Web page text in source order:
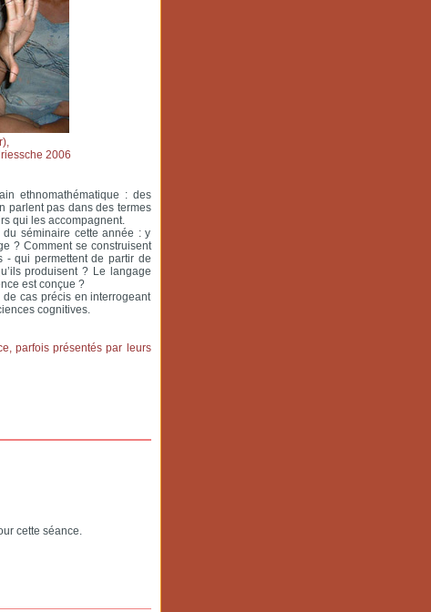
2006
ethnomathématique : des
parlent pas dans des termes
qui les accompagnent.
séminaire cette année : y
? Comment se construisent
- qui permettent de partir de
produisent ? Le langage
est conçue ?
cas précis en interrogeant
cognitives.
parfois présentés par leurs
cette séance.